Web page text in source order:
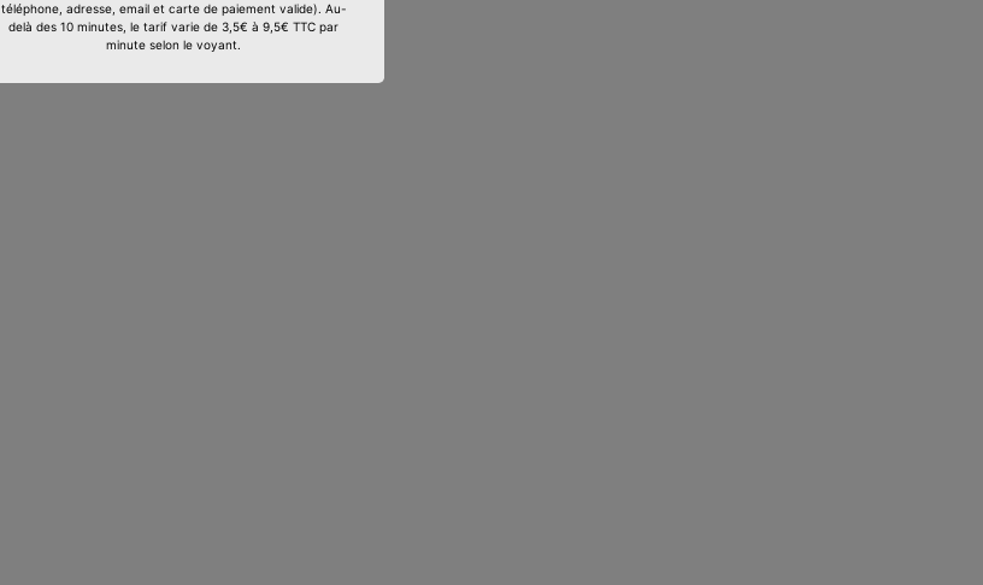
téléphone, adresse, email et carte de paiement valide). Au-
delà des 10 minutes, le tarif varie de 3,5€ à 9,5€ TTC par
minute selon le voyant.